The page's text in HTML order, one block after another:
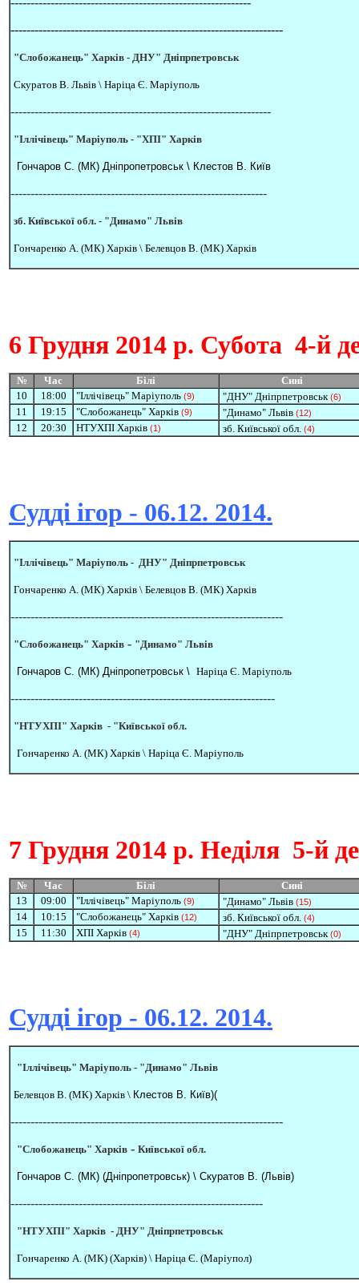
--------------------------------------------------------------------
"Слобожанець" Харків - ДНУ" Дніпрпетровськ
Скуратов В. Львів \ Наріца Є. Маріуполь
-----------------------------------------------------------------
"Іллічівець" Маріуполь - "ХПІ" Харків
Гончаров С. (МК) Дніпропетровськ \ Клестов В. Київ
----------------------------------------------------------------
зб. Київської обл. - "Динамо" Львів
Гончаренко А. (МК) Харків \ Белевцов В. (МК) Харків
6 Грудня 2014 р. Субота 4-й
№ Час Білі
Сині
10 18:00 "Іллічівець" Маріуполь (9) "ДНУ" Дніпрпетровськ(6)
11 19:15 "Слобожанець" Харків (9) "Динамо" Львів (12)
12 20:30 НТУХПІ Харків (1) зб. Київської обл. (4)
Судді ігор - 06.12. 2014.
"Іллічівець" Маріуполь - ДНУ" Дніпрпетровськ
Гончаренко А. (МК) Харків \ Белевцов В. (МК) Харків
--------------------------------------------------------------------
"Слобожанець" Харків - "Динамо" Львів
Гончаров С. (МК) Дніпропетровськ \ Наріца Є. Маріуполь
------------------------------------------------------------------
"НТУХПІ" Харків - "Київської обл.
Гончаренко А. (МК) Харків \ Наріца Є. Маріуполь
7 Грудня 2014 р. Неділя 5-й
№ Час Білі
Сині
13 09:00 "Іллічівець" Маріуполь (9) "Динамо" Львів (15)
14 10:15 "Слобожанець" Харків (12) зб. Київської обл. (4)
15 11:30 ХПІ Харків (4) "ДНУ" Дніпрпетровськ(0)
Судді ігор - 06.12. 2014.
"Іллічівець" Маріуполь - "Динамо" Львів
Белевцов В. (МК) Харків \ Клестов В. Київ)(
--------------------------------------------------------------------
"Слобожанець" Харків - Київської обл.
Гончаров С. (МК) (Дніпропетровськ) \ Скуратов В. (Львів)
---------------------------------------------------------------
"НТУХПІ" Харків - ДНУ" Дніпрпетровськ
Гончаренко А. (МК) (Харків) \ Наріца Є. (Маріупол)